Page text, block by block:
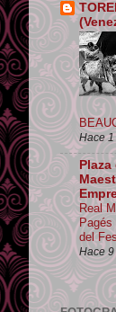
Hace
Real
Pagés
del
Hace 9